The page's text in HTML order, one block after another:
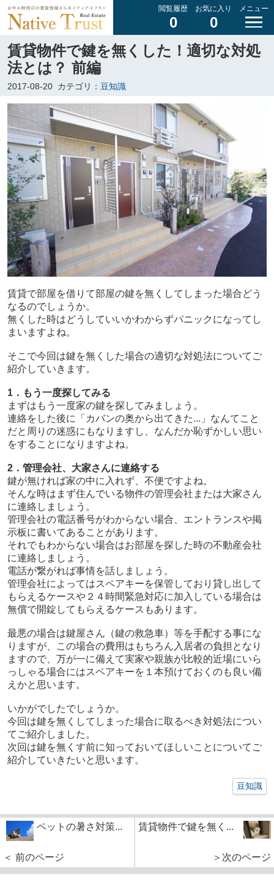
閲覧履歴
0
お気に入り
0
メニュー
賃貸物件で鍵を無くした！適切な対処
法とは？ 前編
2017-08-20 カテゴリ： 豆知識
賃貸で部屋を借りて部屋の鍵を無くしてしまった場合どう
なるのでしょうか。
無くした時はどうしていいかわからずパニックになってし
まいますよね。
そこで今回は鍵を無くした場合の適切な対処法についてご
紹介していきます。
1．もう一度探してみる
まずはもう一度家の鍵を探してみましょう。
連絡をした後に「カバンの奥から出てきた...」なんてこと
だと周りの迷惑にもなりますし、なんだか恥ずかしい思い
をすることになりますよね。
2．管理会社、大家さんに連絡する
鍵が無ければ家の中に入れず、不便ですよね。
そんな時はまず住んでいる物件の管理会社または大家さん
に連絡しましょう。
管理会社の電話番号がわからない場合、エントランスや掲
示板に書いてあることがあります。
それでもわからない場合はお部屋を探した時の不動産会社
に連絡しましょう。
電話が繋がれば事情を話しましょう。
管理会社によってはスペアキーを保管しており貸し出して
もらえるケースや２４時間緊急対応に加入している場合は
無償で開錠してもらえるケースもあります。
最悪の場合は鍵屋さん（鍵の救急車）等を手配する事にな
りますが、
この場合の費用はもちろん入居者の負担となり
ますので、 万が一に備えて実家や親族が比較的近場にいら
っしゃる場合にはスペアキーを１本預けておくのも良い備
えかと思います。
いかがでしたでしょうか。
今回は鍵を無くしてしまった場合に取るべき対処法につい
てご紹介しました。
次回は鍵を無くす前に知っておいてほしいことについてご
紹介していきたいと思います。
豆知識
ペットの暑さ対策...
＜ 前のページ
賃貸物件で鍵を無く...
＞次のページ